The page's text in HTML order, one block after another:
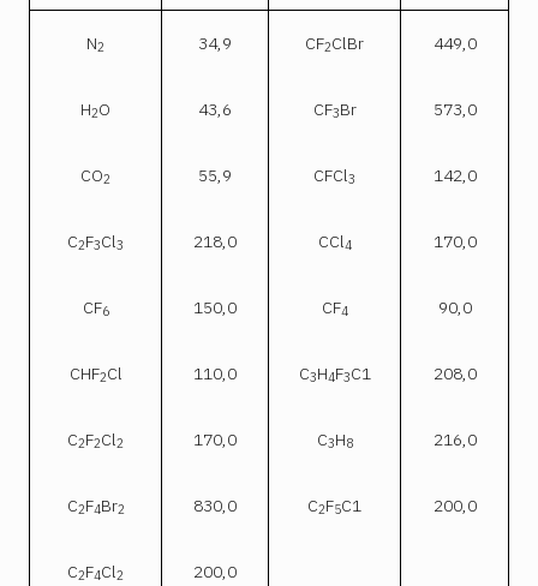
N2 34,9 CF2ClBr 449,0
Н2О 43,6 СF3Вr 573,0
СО2 55,9 CFCl3 142,0
С2F3Cl3 218,0 CCl4 170,0
СF6 150,0 CF4 90,0
CHF2Cl 110,0 С3Н4F3С1 208,0
С2F2Сl2 170,0 С3Н8 216,0
С2F4Вr2 830,0 C2F5C1 200,0
С2F4Cl2 200,0